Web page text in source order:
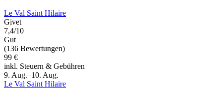
Le Val Saint Hilaire
Givet
7,4/10
Gut
(136 Bewertungen)
99 €
inkl. Steuern & Gebühren
9. Aug.–10. Aug.
Le Val Saint Hilaire